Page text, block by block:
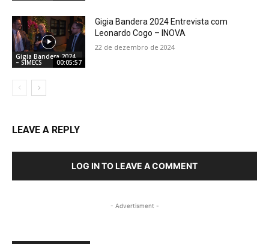
Gigia Bandera 2024
– SIMECS 00:05:57
Gigia Bandera 2024 Entrevista com
Leonardo Cogo – INOVA
22 de dezembro de 2024
LEAVE A REPLY
LOG IN TO LEAVE A COMMENT
- Advertisment -